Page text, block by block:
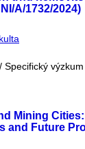
A/1732/2024)
Specifický
Mining
and Future